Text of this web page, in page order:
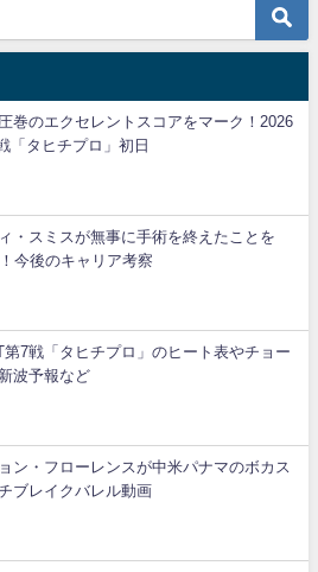
巻のエクセレントスコアをマーク！2026
「タヒチプロ」初日
・スミスが無事に手術を終えたことを
今後のキャリア考察
第7戦「タヒチプロ」のヒート表やチョー
波予報など
ン・フローレンスが中米パナマのボカス
ブレイクバレル動画